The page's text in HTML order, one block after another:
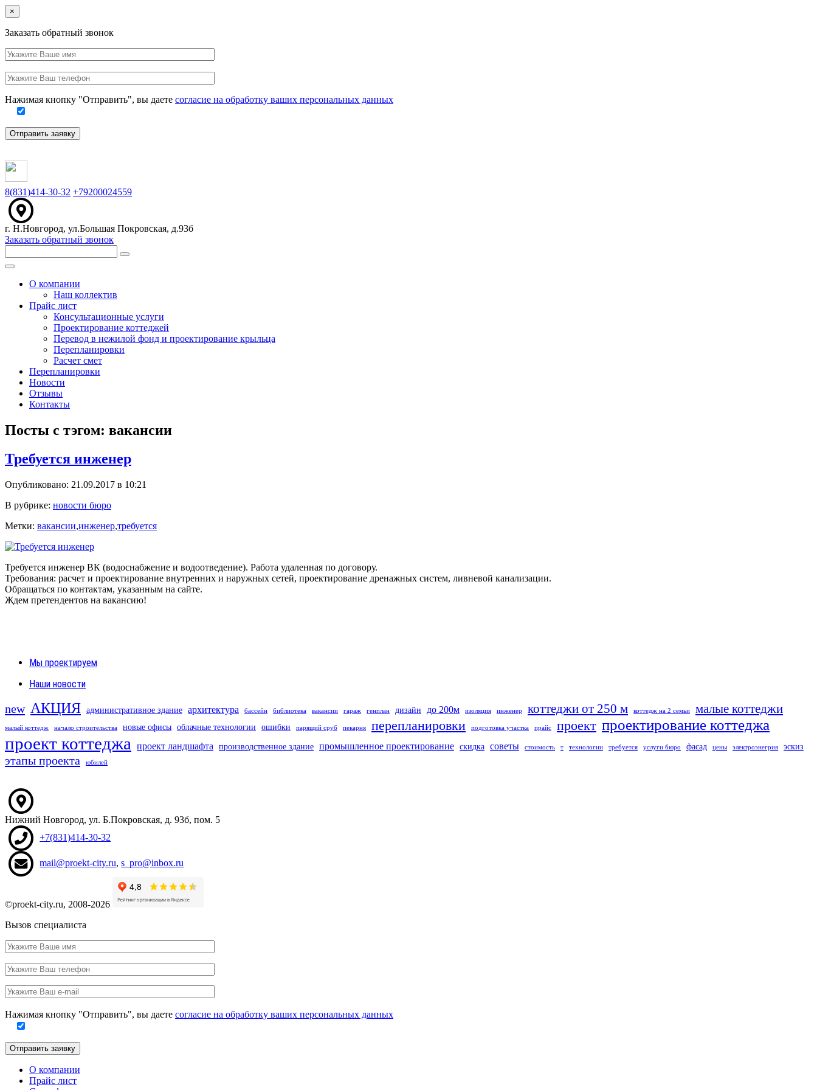
×
Заказать обратный звонок
Ваше
имя
это
Ваш
телефон
Нажимая кнопку "Отправить", вы даете согласие на обработку ваших персональных данных
Отправить заявку
8(831)414-30-32 +79200024559
г. Н.Новгород, ул.Большая Покровская, д.93б
Заказать обратный звонок
Меню
О компании
Наш коллектив
Прайс лист
Консультационные услуги
Проектирование коттеджей
Перевод в нежилой фонд и проектирование крыльца
Перепланировки
Расчет смет
Перепланировки
Новости
Отзывы
Контакты
Посты с тэгом: вакансии
Требуется инженер
Опубликовано: 21.09.2017 в 10:21
В рубрике: новости бюро
Метки: вакансии,инженер,требуется
Требуется инженер ВК (водоснабжение и водоотведение). Работа удаленная по договору.
Требования: расчет и проектирование внутренних и наружных сетей, проектирование дренажных систем, ливневой канализации.
Обращаться по контактам, указанным на сайте.
Ждем претендентов на вакансию!
Мы проектируем
Наши новости
new АКЦИЯ административное здание архитектура бассейн библиотека вакансии гараж генплан дизайн до 200м изоляция инженер коттеджи от 250 м коттедж на 2 семьи малые коттеджи
малый коттедж начало строительства новые офисы облачные технологии ошибки парящий сруб пекарня перепланировки подготовка участка прайс проект проектирование коттеджа
проект коттеджа проект ландшафта производственное здание промышленное проектирование скидка советы стоимость т технологии требуется услуги бюро фасад цены электроэнегрия эскиз
этапы проекта юбилей
Нижний Новгород, ул. Б.Покровская, д. 93б, пом. 5
+7(831)414-30-32
mail@proekt-city.ru,s_pro@inbox.ru
©proekt-city.ru, 2008-2026
Вызов специалиста
Ваше
имя
Ваш
телефон
Ваш
e-
mail
это
поле
Нажимая кнопку "Отправить", вы даете согласие на обработку ваших персональных данных
Отправить заявку
О компании
Прайс лист